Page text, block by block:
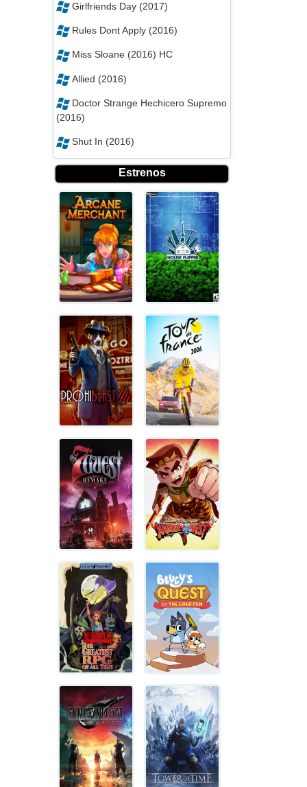
Girlfriends Day (2017)
Rules Dont Apply (2016)
Miss Sloane (2016) HC
Allied (2016)
Doctor Strange Hechicero Supremo
(2016)
Shut In (2016)
Estrenos